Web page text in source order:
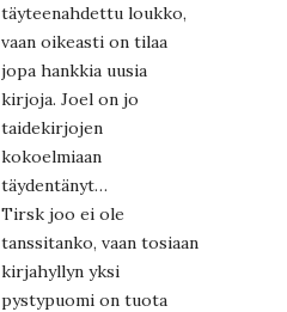
täyteenahdettu loukko,
vaan oikeasti on tilaa
jopa hankkia uusia
kirjoja. Joel on jo
taidekirjojen
kokoelmiaan
täydentänyt…
Tirsk joo ei ole
tanssitanko, vaan tosiaan
kirjahyllyn yksi
pystypuomi on tuota